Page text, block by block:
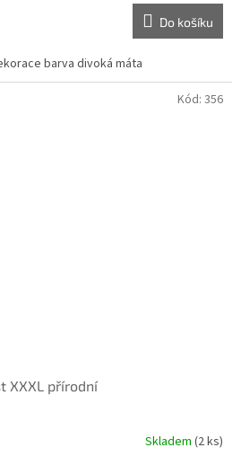
Do košíku
barva divoká máta
XXXL přírodní
Skladem (2 ks)
Kód: 356